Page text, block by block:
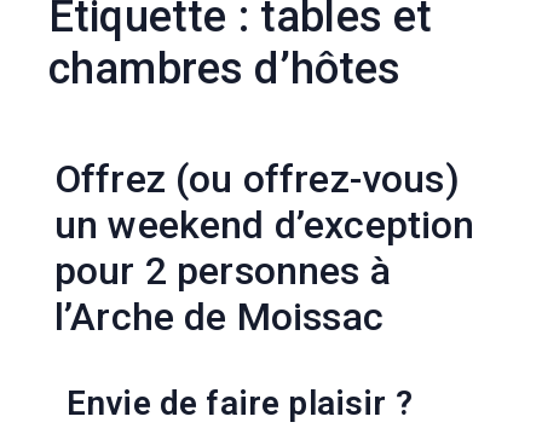
Étiquette : tables et
chambres d’hôtes
Offrez (ou offrez-vous)
un weekend d’exception
pour 2 personnes à
l’Arche de Moissac
Envie de faire plaisir ?